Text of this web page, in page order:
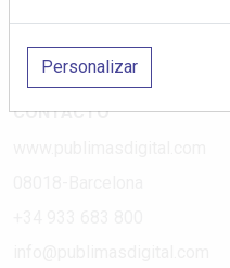
Aviso Legal
¿Quiénes somos?
CONTACTO
Personalizar